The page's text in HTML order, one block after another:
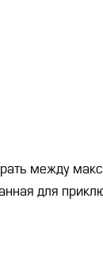
между
для